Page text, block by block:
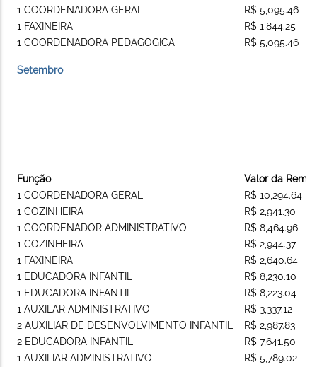
1 COORDENADORA GERAL
1 FAXINEIRA
1 COORDENADORA PEDAGOGICA
R$ 5,095.46
R$ 1,844.25
R$ 5,095.46
Setembro
Função
1 COORDENADORA GERAL
1 COZINHEIRA
1 COORDENADOR ADMINISTRATIVO
1 COZINHEIRA
1 FAXINEIRA
1 EDUCADORA INFANTIL
1 EDUCADORA INFANTIL
1 AUXILAR ADMINISTRATIVO
2 AUXILIAR DE DESENVOLVIMENTO INFANTIL
2 EDUCADORA INFANTIL
1 AUXILIAR ADMINISTRATIVO
Valor da
R$ 10,294.64
R$ 2,941.30
R$ 8,464.96
R$ 2,944.37
R$ 2,640.64
R$ 8,230.10
R$ 8,223.04
R$ 3,337.12
R$ 2,987.83
R$ 7,641.50
R$ 5,789.02